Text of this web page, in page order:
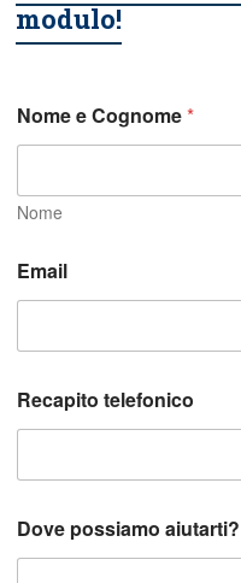
modulo!
Nome e Cognome*
Nome
Email
o
m
t
a
D
o
Recapito telefonico
Dove possiamo